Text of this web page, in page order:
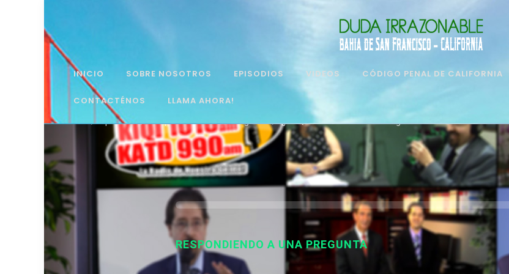
INICIO SOBRE NOSOTROS EPISODIOS VIDEOS CÓDIGO PENAL DE CALIFORNIA
CONTACTÉNOS LLAMA AHORA!
Home Episodes ¿De Qué Manera Puedo Proteger Mis Datos Ante Un
RESPONDIENDO A UNA PREGUNTA